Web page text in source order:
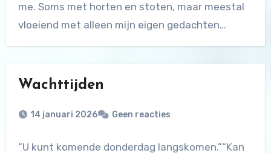
me. Soms met horten en stoten, maar meestal
vloeiend met alleen mijn eigen gedachten…
Wachttijden
14 januari 2026 Geen reacties
“U kunt komende donderdag langskomen.”“Kan